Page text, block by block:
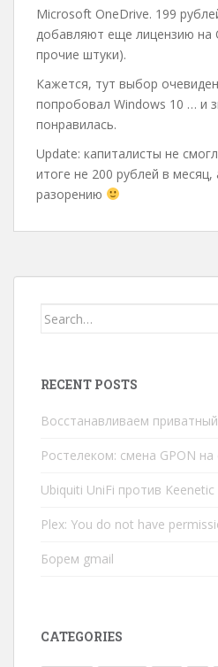
Microsoft OneDrive. 199
добавляют еще лицензию на
прочие штуки).
Кажется, тут выбор
попробовал Windows 10 … и
понравилась.
Update: капиталисты не
итоге не 200 рублей в
разорению
Search
RECENT POSTS
Восстанавливаем
Ростелеком: смена GPON на
Ubiquiti UniFi против Keenetic
Plex: You do not have
Борем gmail
CATEGORIES